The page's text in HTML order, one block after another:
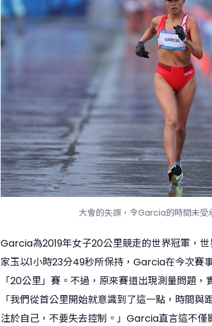
大會的失誤，令Garcia的時間未受
Garcia為2019年女子20公里競走的世界冠軍，
家玉以1小時23分49秒所保持，Garcia在今次賽
「20公里」賽。不過，原來賽道出現測量問題，
「我們從首公里開始就意識到了這一點，時間與
注於自己，不要失去控制。」Garcia直言這不僅